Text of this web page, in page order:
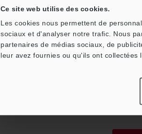
Ce site web utilise des cookies.
Les cookies nous permettent de
sociaux et d'analyser notre trafic. Nous
partenaires de médias sociaux, de
leur avez fournies ou qu'ils ont collectées